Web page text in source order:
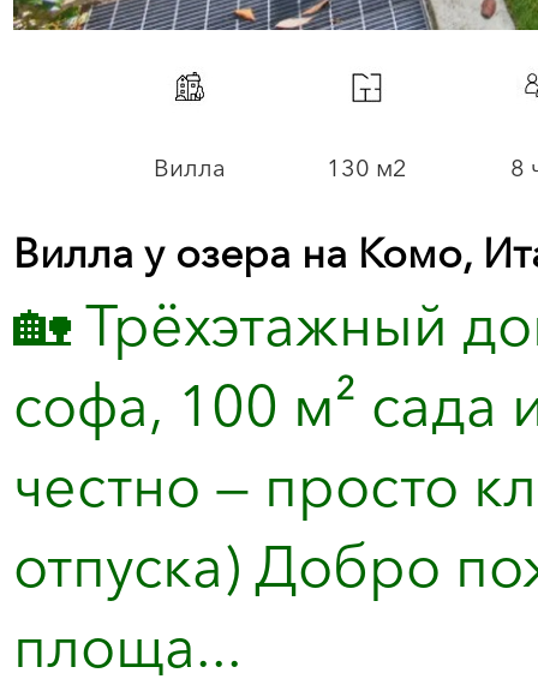
Вилла 130 м2 8
Вилла у озера на Комо,
🏡 Трёхэтажный
софа, 100 м² сада
честно — просто
отпуска) Добро
площа...